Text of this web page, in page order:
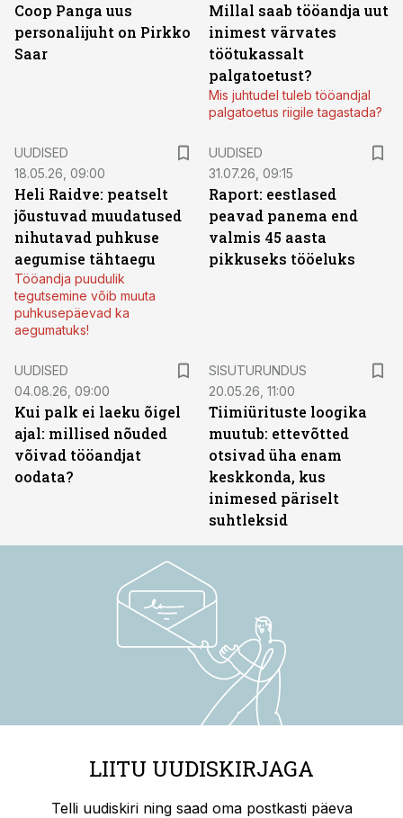
Coop Panga uus
personalijuht on Pirkko
Saar
Millal saab tööandja uut
inimest värvates
töötukassalt
palgatoetust?
Mis juhtudel tuleb tööandjal
palgatoetus riigile tagastada?
UUDISED
18.05.26, 09:00
Heli Raidve: peatselt
jõustuvad muudatused
nihutavad puhkuse
aegumise tähtaegu
Tööandja puudulik
tegutsemine võib muuta
puhkusepäevad ka
aegumatuks!
UUDISED
31.07.26, 09:15
Raport: eestlased
peavad panema end
valmis 45 aasta
pikkuseks tööeluks
UUDISED
04.08.26, 09:00
Kui palk ei laeku õigel
ajal: millised nõuded
võivad tööandjat
oodata?
SISUTURUNDUS
20.05.26, 11:00
Tiimiürituste loogika
muutub: ettevõtted
otsivad üha enam
keskkonda, kus
inimesed päriselt
suhtleksid
LIITU UUDISKIRJAGA
Telli uudiskiri ning saad oma postkasti päeva